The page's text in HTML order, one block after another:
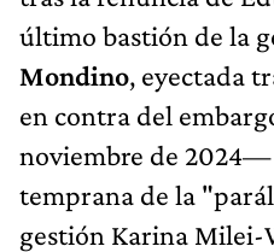
último bastión de la
Mondino, eyectada
en contra del
noviembre de 2024—
temprana de la
gestión Karina